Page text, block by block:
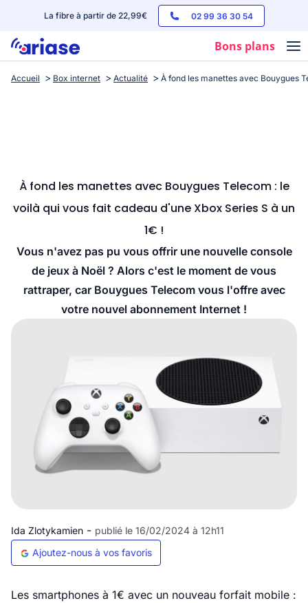
La fibre à partir de 22,99€ 02 99 36 30 54
Bons plans
Box internet
Streaming
Accueil Box internet Actualité À fond les manettes avec Bouygues
À fond les manettes avec Bouygues Telecom : le
voilà qui vous fait cadeau d'une Xbox Series S à un
1€ !
Vous n'avez pas pu vous offrir une nouvelle console
de jeux à Noël ? Alors c'est le moment de vous
rattraper, car Bouygues Telecom vous l'offre avec
votre nouvel abonnement Internet !
Ida Zlotykamien - publié le 16/02/2024 à 12h11
Ajoutez-nous à vos favoris
Les smartphones à 1€ avec un nouveau forfait mobile :